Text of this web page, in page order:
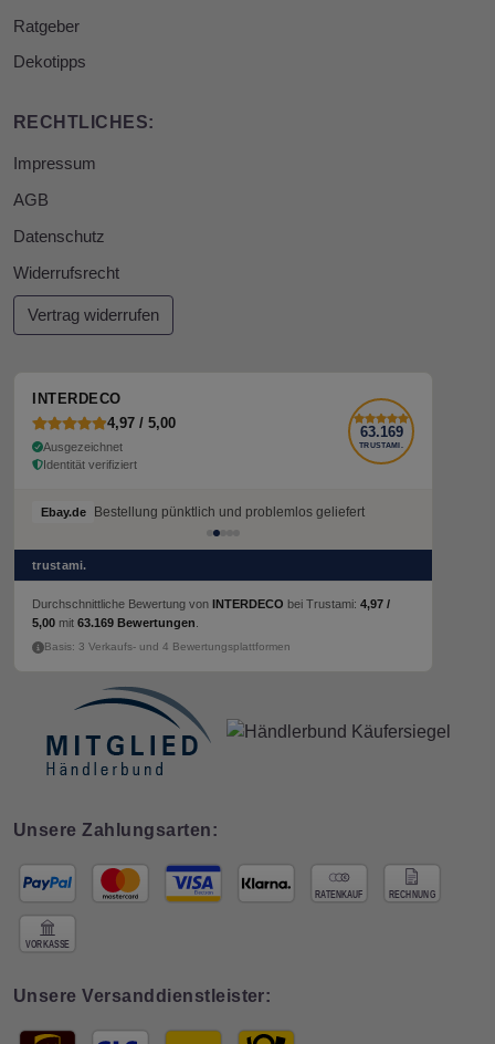
Ratgeber
Dekotipps
RECHTLICHES:
Impressum
AGB
Datenschutz
Widerrufsrecht
Vertrag widerrufen
INTERDECO
4,97 / 5,00
Ausgezeichnet
Identität verifiziert
63.169
TRUSTAMI.
Ebay.de Bestellung pünktlich und problemlos geliefert
trustami.
Durchschnittliche Bewertung von INTERDECO bei Trustami: 4,97 /
5,00 mit 63.169 Bewertungen
Basis: 3 Verkaufs- und 4 Bewertungsplattformen
Unsere Zahlungsarten:
Unsere Versanddienstleister: